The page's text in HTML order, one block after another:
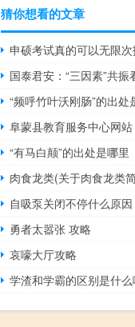
猜你想看的文章
申硕考试真的可以无限
“频呼竹叶沃刚肠”的出处
“有马白颠”的出处是哪里
肉食龙类(关于肉食龙类
自吸泵关闭不停什么原因
勇者太嚣张 攻略
哀嚎大厅攻略
学渣和学霸的区别是什